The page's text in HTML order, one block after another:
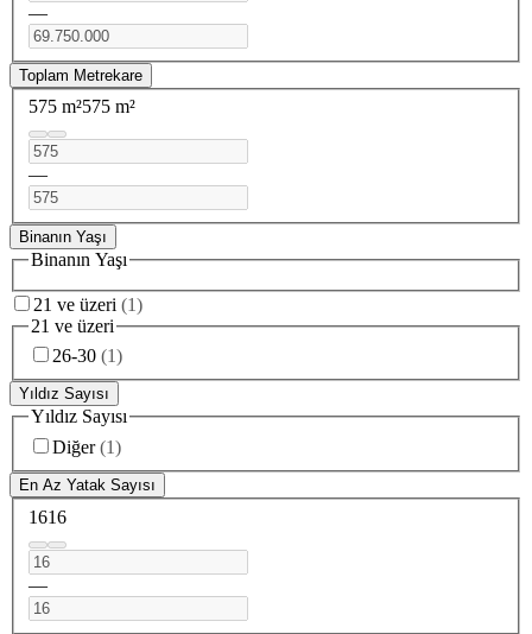
—
Toplam Metrekare
575 m²575 m²
—
Binanın Yaşı
Binanın Yaşı
21 ve üzeri (1)
21 ve üzeri
26-30 (1)
Yıldız Sayısı
Yıldız Sayısı
Diğer (1)
En Az Yatak Sayısı
1616
—